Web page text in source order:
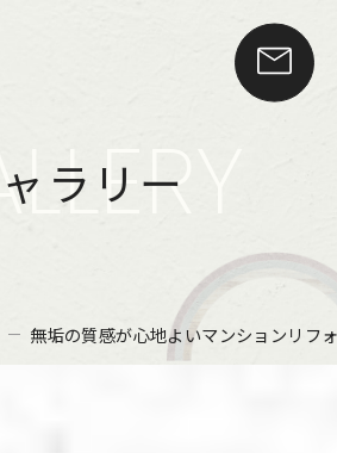
ラリー
無垢の質感が心地よいマンションリフ